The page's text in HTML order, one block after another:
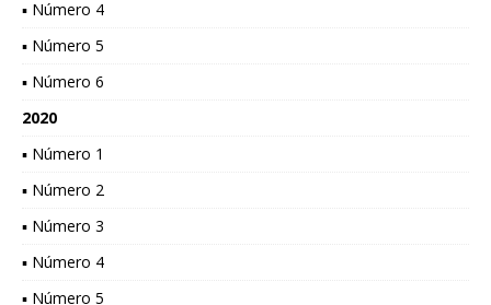
▪ Número 4
▪ Número 5
▪ Número 6
2020
▪ Número 1
▪ Número 2
▪ Número 3
▪ Número 4
▪ Número 5